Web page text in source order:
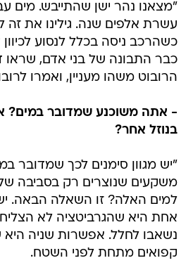
"מצאנו נהר ישן שהתייבש. מים
עשרת אלפים שנה. גילינו את זה
כשהרכב ניסה בכלל לנסוע
כבר התבונה של בני אדם, שראו
הרובוט משהו מעניין, ואמרו
- אתה משוכנע שמדובר במים?
בנוזל אחר?
"יש מגוון סימנים לכך שמדובר
משקעים שנוצרים רק בסביבה
למים האלה? זו השאלה הבאה.
אחת היא שהגרביטציה לא
נשאבו לחלל. אפשרות שניה היא
קפואים מתחת לפני השטח.